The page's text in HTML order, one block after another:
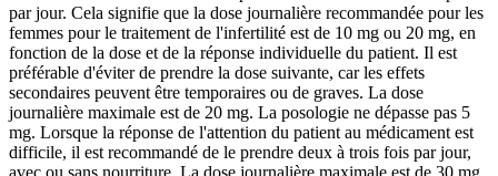
par jour. Cela signifie que la dose journalière recommandée pour les
femmes pour le traitement de l'infertilité est de 10 mg ou 20 mg, en
fonction de la dose et de la réponse individuelle du patient. Il est
préférable d'éviter de prendre la dose suivante, car les effets
secondaires peuvent être temporaires ou de graves. La dose
journalière maximale est de 20 mg. La posologie ne dépasse pas 5
mg. Lorsque la réponse de l'attention du patient au médicament est
difficile, il est recommandé de le prendre deux à trois fois par jour,
avec ou sans nourriture. La dose journalière maximale est de 30 mg.